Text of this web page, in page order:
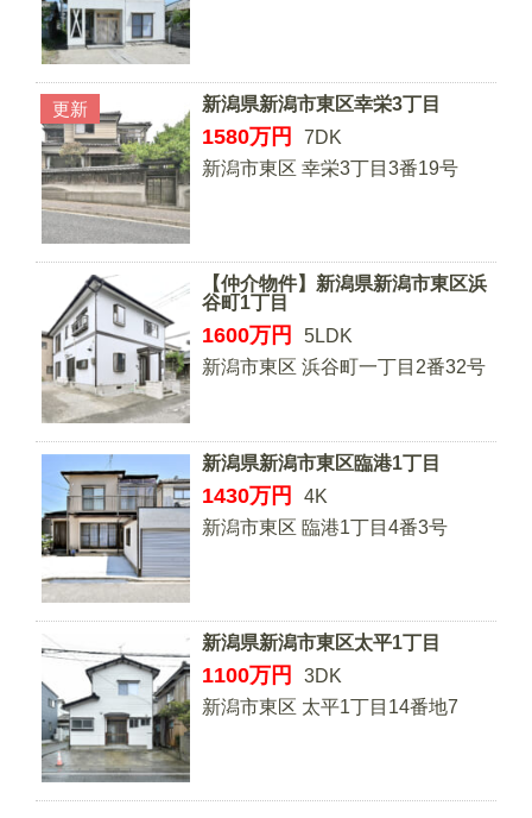
更新 新潟県新潟市東区幸栄3丁目
1580万円
7DK
新潟市東区 幸栄3丁目3番19号
【仲介物件】新潟県新潟市東区浜
谷町1丁目
1600万円
5LDK
新潟市東区 浜谷町一丁目2番32号
新潟県新潟市東区臨港1丁目
1430万円
4K
新潟市東区 臨港1丁目4番3号
新潟県新潟市東区太平1丁目
1100万円
3DK
新潟市東区 太平1丁目14番地7